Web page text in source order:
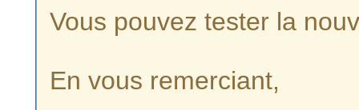
Vous pouvez tester la
En vous remerciant,